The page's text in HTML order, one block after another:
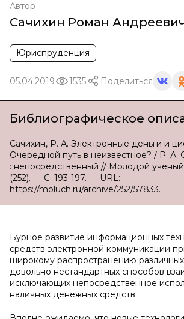
Автор
Сачихин Роман
Юриспруденция
05.04.2019 1535 Поделиться
Библиографическое
Сачихин, Р. А. Электронные деньги и
Очередной путь в неизвестное? / Р. А.
: непосредственный // Молодой
(252). — С. 193-197. — URL:
https://moluch.ru/archive/252/57833.
Бурное развитие информационных
средств электронной коммуникации
широкому распространению
довольно нестандартных способов
исключающих непосредственное
наличных денежных средств.